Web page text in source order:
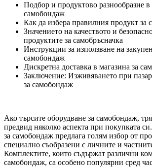
Подбор и продуктово разнообразие в
самобондаж
Как да избера правилния продукт за
Значението на качеството и
продуктите за самобръсначка
Инструкции за използване на
самобондаж
Дискретна доставка в магазина за
Заключение: Изживяването при
за самобондаж
Ако търсите оборудване за самобондаж,
предвид няколко аспекта при покупката
за самобондаж предлага голям избор от
специално съобразени с личните и
Комплектите, които съдържат различни
самобондаж, са особено популярни сред